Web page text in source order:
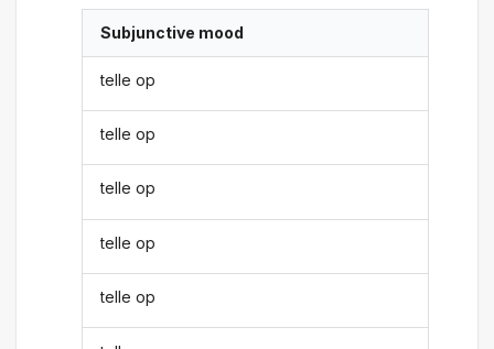
Subjunctive mood
telle op
telle op
telle op
telle op
telle op